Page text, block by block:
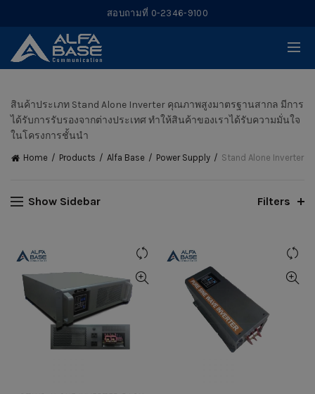
สอบถามที่ 0-2346-9100
สินค้าประเภท Stand Alone Inverter คุณภาพสูงมาตรฐานสากล มีการ
ได้รับการรับรองจากต่างประเทศ ทำให้สินค้าของเราได้รับความมั่นใจ
ในโครงการชั้นนำ
Home Products Alfa Base Power Supply Stand Alone Inverter
Show Sidebar Filters